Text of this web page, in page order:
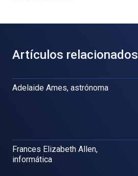
Artículos relacionados
Adelaide Ames, astrónoma
Frances Elizabeth Allen,
informática